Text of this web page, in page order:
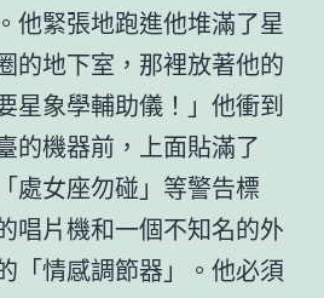
他緊張地跑進他堆滿了星
的地下室，那裡放著他的
星象學輔助儀！」他衝到
的機器前，上面貼滿了
處女座勿碰」等警告標
唱片機和一個不知名的外
「情感調節器」。他必須